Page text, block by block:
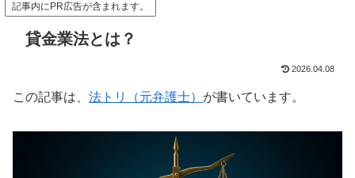
記事内にPR広告が含まれます。
貸金業法とは？
2026.04.08
この記事は、 法トリ（元弁護士） が書いています。